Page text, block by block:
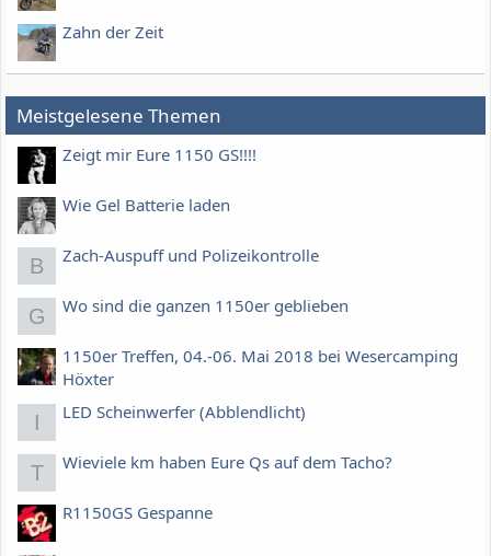
Zahn der Zeit
Meistgelesene Themen
Zeigt mir Eure 1150 GS!!!!
Wie Gel Batterie laden
B Zach-Auspuff und Polizeikontrolle
G Wo sind die ganzen 1150er geblieben
1150er Treffen, 04.-06. Mai 2018 bei Wesercamping
Höxter
I LED Scheinwerfer (Abblendlicht)
T Wieviele km haben Eure Qs auf dem Tacho?
R1150GS Gespanne